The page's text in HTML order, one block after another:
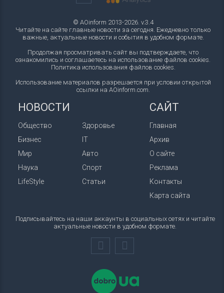
© AOinform 2013-2026. v.3.4
Читайте на сайте главные новости за сегодня. Ежедневно только
важные, актуальные новости и события в удобном формате.
Продолжая просматривать сайт вы подтверждаете, что
ознакомились и соглашаетесь на использование файлов cookies.
Политика использования файлов cookies.
Использование материалов разрешается при условии открытой
ссылки на AOinform.com.
НОВОСТИ
Общество
Бизнес
Мир
Наука
LifeStyle
Здоровье
IT
Авто
Спорт
Статьи
САЙТ
Главная
Архив
О сайте
Реклама
Контакты
Карта сайта
Подписывайтесь на наши аккаунты в социальных сетях и читайте
актуальные новости в удобном формате.